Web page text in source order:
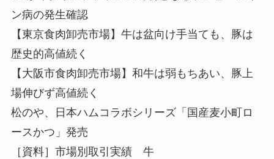
ン病の発生確認
【東京食肉卸売市場】牛は盆向け手当ても、豚は
歴史的高値続く
【大阪市食肉卸売市場】和牛は弱もちあい、豚上
場伸びず高値続く
松のや、日本ハムコラボシリーズ「国産麦小町ロ
ースかつ」発売
［資料］市場別取引実績 牛